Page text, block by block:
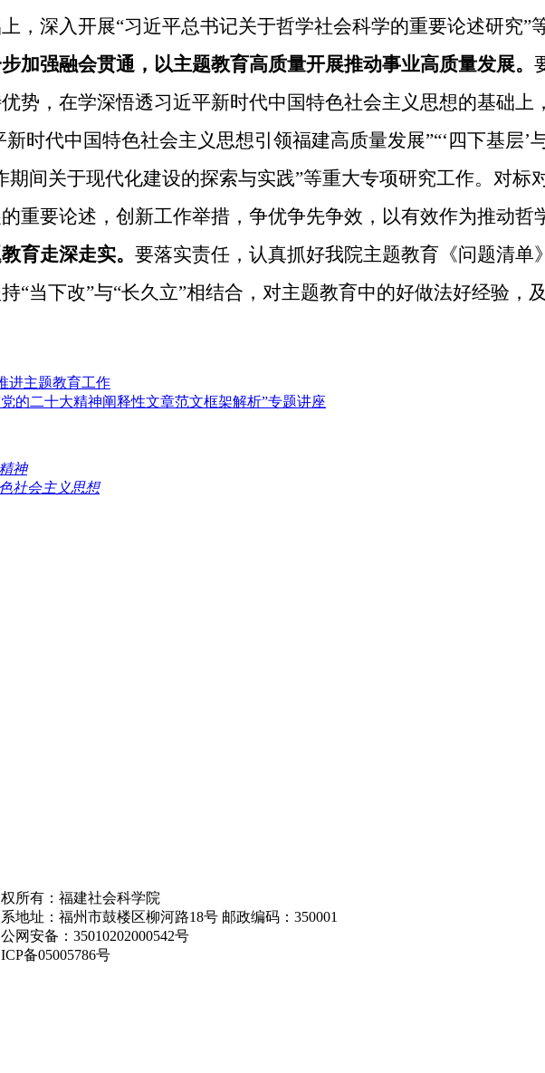
，深入开展“习近平总书记关于哲学社会科学的重要论述研究”
加强融会贯通，以主题教育高质量开展推动事业高质量发展。
优势， 在学深悟透习近平新时代中国特色社会主义思想的基础上
新时代中国特色社会主义思想引领福建高质量发展”“‘四下基层
间关于现代化建设的探索与实践”等重大专项研究工作。 对标
重要论述， 创新工作举措，争优争先争效，以有效作为推动哲
育走深走实。 要落实责任，认真抓好我院主题教育《问题清
“当下改”与“长久立”相结合，对主题教育中的好做法好经验，
进主题教育工作
的二十大精神阐释性文章范文框架解析”专题讲座
神
社会主义思想
所有：福建社会科学院
地址：福州市鼓楼区柳河路18号 邮政编码：350001
网安备：35010202000542号
备05005786号